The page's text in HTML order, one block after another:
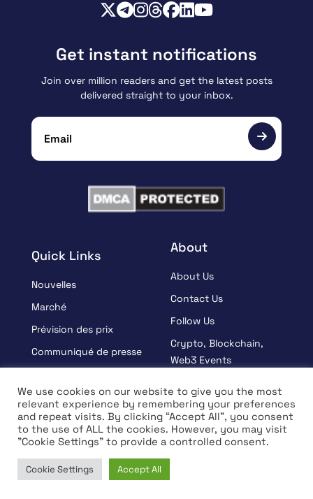
Home News
Quick Links
Nouvelles
Marché
Prévision des prix
Communiqué de presse
Apprendre
Entrevue
About
About Us
Contact Us
Follow Us
Crypto, Blockchain,
Web3 Events
Terms And Condition
Privacy Policy
Get instant notifications
Join over million readers and get the latest posts
delivered straight to your inbox.
© Copyright 2026 All rights Reserved | Coin Edition
We use cookies on our website to give you the most
relevant experience by remembering your preferences
and repeat visits. By clicking “Accept All”, you consent
to the use of ALL the cookies. However, you may visit
"Cookie Settings" to provide a controlled consent.
Cookie Settings Accept All